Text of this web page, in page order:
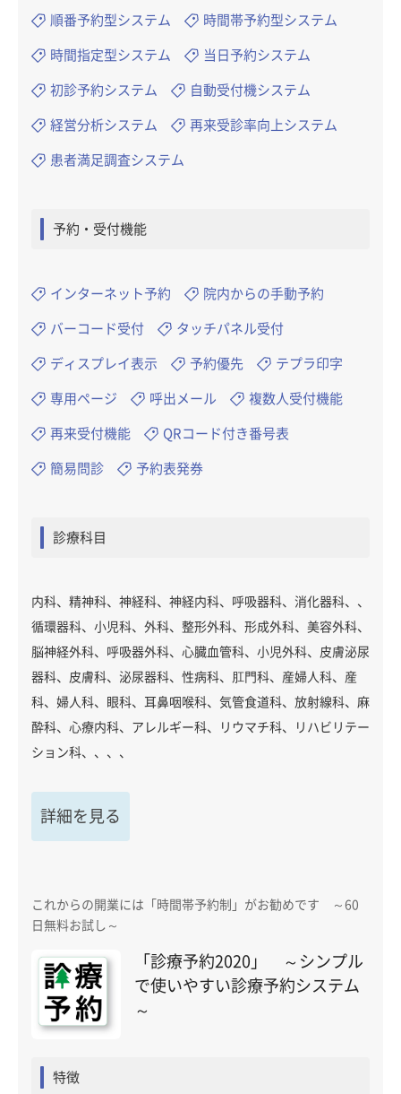
順番予約型システム 時間帯予約型システム
時間指定型システム 当日予約システム
初診予約システム 自動受付機システム
経営分析システム 再来受診率向上システム
患者満足調査システム
予約・受付機能
インターネット予約 院内からの手動予約
バーコード受付 タッチパネル受付
ディスプレイ表示 予約優先 テプラ印字
専用ページ 呼出メール 複数人受付機能
再来受付機能 QRコード付き番号表
簡易問診 予約表発券
診療科目
内科、精神科、神経科、神経内科、呼吸器科、消化器科、、
循環器科、小児科、外科、整形外科、形成外科、美容外科、
脳神経外科、呼吸器外科、心臓血管科、小児外科、皮膚泌尿
器科、皮膚科、泌尿器科、性病科、肛門科、産婦人科、産
科、婦人科、眼科、耳鼻咽喉科、気管食道科、放射線科、麻
酔科、心療内科、アレルギー科、リウマチ科、リハビリテー
ション科、、、、
詳細を見る
これからの開業には「時間帯予約制」がお勧めです ～60
日無料お試し～
「診療予約2020」 ～シンプル
で使いやすい診療予約システム
～
特徴